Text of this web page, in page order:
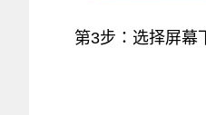
第3步：选择屏幕